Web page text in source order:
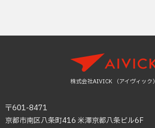
株式会社AIVICK （アイヴィック）
〒601-8471
京都市南区八条町416 米澤京都八条ビル6F